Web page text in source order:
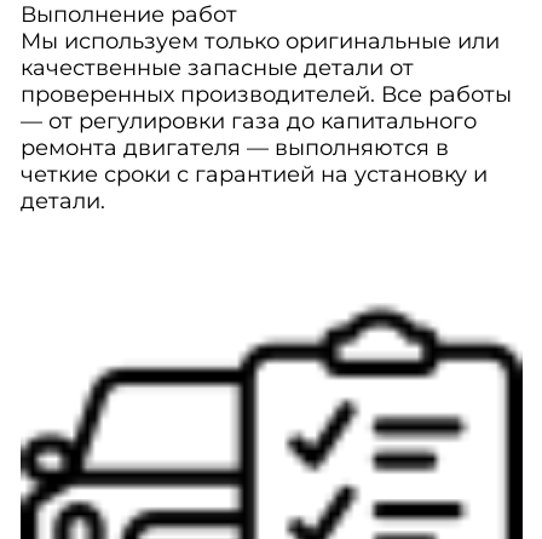
Выполнение работ
Мы используем только оригинальные или
качественные запасные детали от
проверенных производителей. Все работы
— от регулировки газа до капитального
ремонта двигателя — выполняются в
четкие сроки с гарантией на установку и
детали.